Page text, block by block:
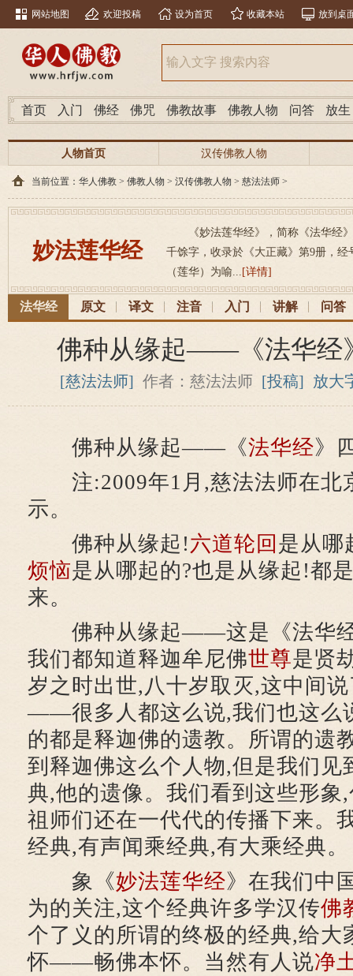
网站地图 欢迎投稿 设为首页 收藏本站 放到桌
首页 入门 佛经 佛咒 佛教故事 佛教人物 问答 放生
人物首页 汉传佛教人物
当前位置： 华人佛教 > 佛教人物 > 汉传佛教人物 > 慈法法师 >
妙法莲华经
《妙法莲华经》，简称《法华经
千馀字，收录於《大正藏》第9册，经
（莲华）为喻... [详情]
法华经 原文 译文 注音 入门 讲解 问答
佛种从缘起——《法华经
[慈法法师] 作者：慈法法师 [投稿] 放大
佛种从缘起——《法华经》
注:2009年1月,慈法法师在北
示。
佛种从缘起!六道轮回 是从哪
烦恼是从哪起的?也是从缘起!都
来。
佛种从缘起——这是《法华经
我们都知道释迦牟尼佛世尊是贤
岁之时出世,八十岁取灭,这中间
——很多人都这么说,我们也这么
的都是释迦佛的遗教。所谓的遗
到释迦佛这么个人物,但是我们见
典,他的遗像。我们看到这些形象
祖师们还在一代代的传播下来。
经典,有声闻乘经典,有大乘经典。
象《妙法莲华经》在我们中
为的关注,这个经典许多学汉传佛
个了义的所谓的终极的经典,给大
怀——畅佛本怀。当然有人说净